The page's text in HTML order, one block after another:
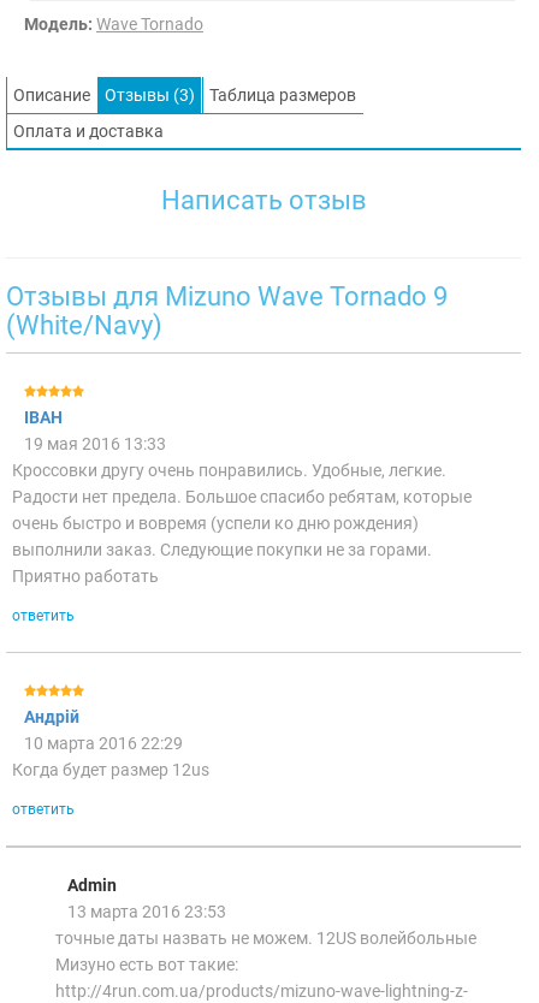
Модель: Wave Tornado
Описание Отзывы (3)
Таблица размеров
Оплата и доставка
Написать отзыв
Отзывы для Mizuno Wave Tornado 9
(White/Navy)
ІВАН
19 мая 2016 13:33
Кроссовки другу очень понравились. Удобные, легкие.
Радости нет предела. Большое спасибо ребятам, которые
очень быстро и вовремя (успели ко дню рождения)
выполнили заказ. Следующие покупки не за горами.
Приятно работать
ответить
Андрій
10 марта 2016 22:29
Когда будет размер 12us
ответить
Admin
13 марта 2016 23:53
точные даты назвать не можем. 12US волейбольные
Мизуно есть вот такие:
http://4run.com.ua/products/mizuno-wave-lightning-z-